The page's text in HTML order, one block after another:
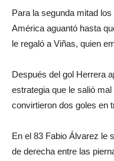
Para la segunda mitad
América aguantó hasta
le regaló a Viñas, quien
Después del gol Herrera
estrategia que le salió
convirtieron dos goles en
En el 83 Fabio Álvarez le
de derecha entre las